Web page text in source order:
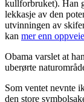
kullforbruket). Han
lekkasje av den
utvinningen av
kan mer enn
Obama varslet at
uberørte
Som ventet nevnte
den store